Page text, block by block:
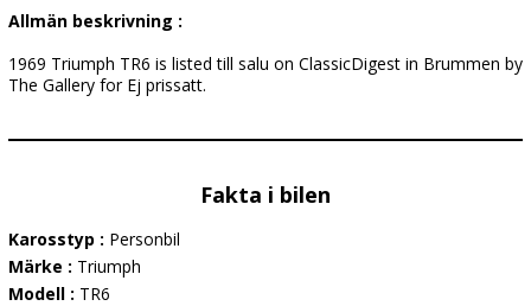
Allmän beskrivning :
1969 Triumph TR6 is listed till salu on ClassicDigest in Brummen by
The Gallery for Ej prissatt.
Fakta i bilen
Karosstyp : Personbil
Märke : Triumph
Modell : TR6